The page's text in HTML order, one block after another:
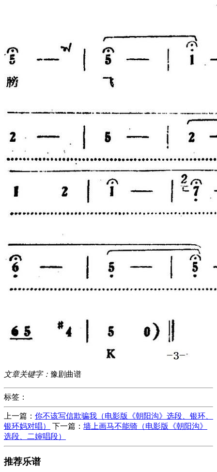
文章关键字： 豫剧曲谱
标签：
上一篇： 你不该写信欺骗我（电影版《朝阳沟》选段、银环、
银环妈对唱）
下一篇： 墙上画马不能骑（电影版《朝阳沟》
选段、二婶唱段）
推荐乐谱